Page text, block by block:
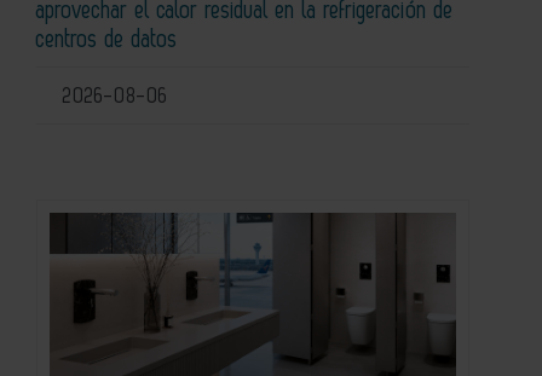
aprovechar el calor residual en la refrigeración de
centros de datos
2026-08-06